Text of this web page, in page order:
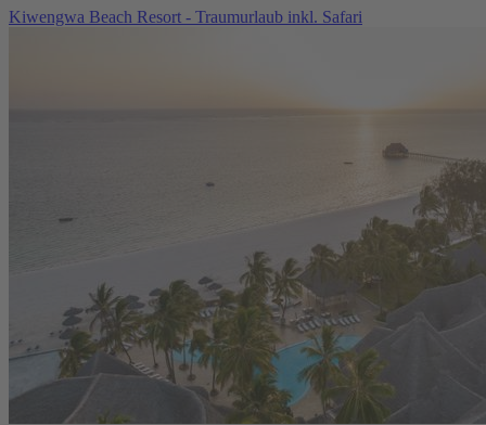
Kiwengwa Beach Resort - Traumurlaub inkl. Safari